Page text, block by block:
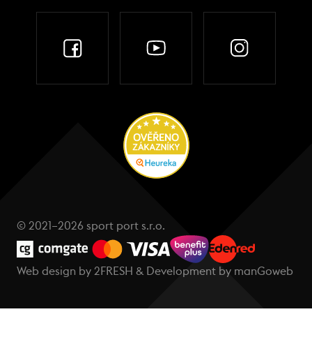
© 2021–2026 sport port s.r.o.
Web design by 2FRESH & Development by manGoweb